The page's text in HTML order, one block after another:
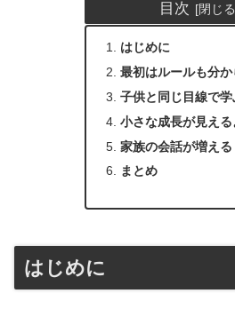
目次
はじめに
最初はルールも分
子供と同じ目線で学
小さな成長が見え
家族の会話が増える
まとめ
はじめに